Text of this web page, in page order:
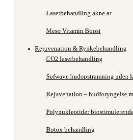
Laserbehandling akne ar
Meso Vitamin Boost
Rejuvenation & Rynkebehandling
CO2 laserbehandling
Sofwave hudopstramning uden
Rejuvenation – hudforyngelse
Polynukleotider
Botox behandling